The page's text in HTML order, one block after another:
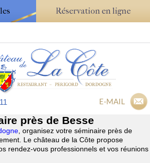
Réservation en ligne
E-MAIL
près de Besse
, organisez votre séminaire près de
Le château de la Côte propose
rendez-vous professionnels et vos réunions